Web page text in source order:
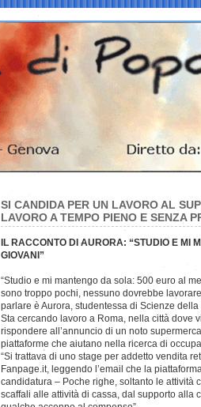
SI CANDIDA PER UN LAVORO AL
LAVORO A TEMPO PIENO E SENZA
IL RACCONTO DI AURORA: “STUDIO E MI
GIOVANI”
“Studio e mi mantengo da sola: 500 euro al
sono troppo pochi, nessuno dovrebbe
parlare è Aurora, studentessa di Scienze
Sta cercando lavoro a Roma, nella città dove
rispondere all’annuncio di un noto
piattaforme che aiutano nella ricerca di
“Si trattava di uno stage per addetto vendita
Fanpage.it, leggendo l’email che la
candidatura – Poche righe, soltanto le attività
scaffali alle attività di cassa, dal supporto alla